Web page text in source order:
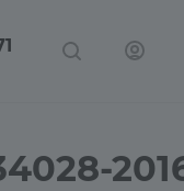
2016,